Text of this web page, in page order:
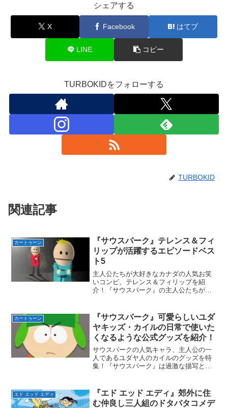
シェアする
X Facebook はてブ
LINE コピー
TURBOKIDをフォローする
TURBOKID
関連記事
カートゥーン
『サウスパーク』テレンス＆フィ
リップが活躍するエピソードベス
ト5
主人公たちが大好きなカナダの人気お笑
いコンビ、テレンス＆フィリップを紹
介！『サウスパーク』の主人公たちが愛
テレンスで青い服がフィリップ）そのテ
レンス＆フィリップがメインを...
カートゥーン
『サウスパーク』可愛らしいユダ
ヤキッズ・カイルの日常で使いた
くなるような公式グッズを紹介！
サウスパークの人気キャラ、主人公の一
人であるユダヤ人のカイルのグッズを特
集！『サウスパーク』は過激な描写と危
いものだらけ！！そのため思わず買って
しまいたくなるグッズがた...
エド エッド エディ
『エド エッド エディ』郊外に住
む仲良し三人組のドタバタコメデ